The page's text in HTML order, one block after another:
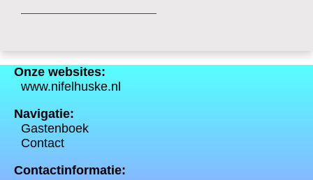
Onze websites:
www.nifelhuske.nl
Navigatie:
Gastenboek
Contact
Contactinformatie: